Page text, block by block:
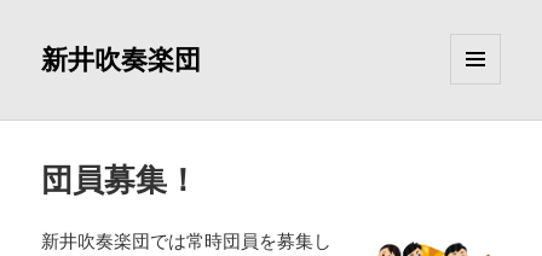
新井吹奏楽団
ーとウ
団員募集！
新井吹奏楽団では常時団員を募集し